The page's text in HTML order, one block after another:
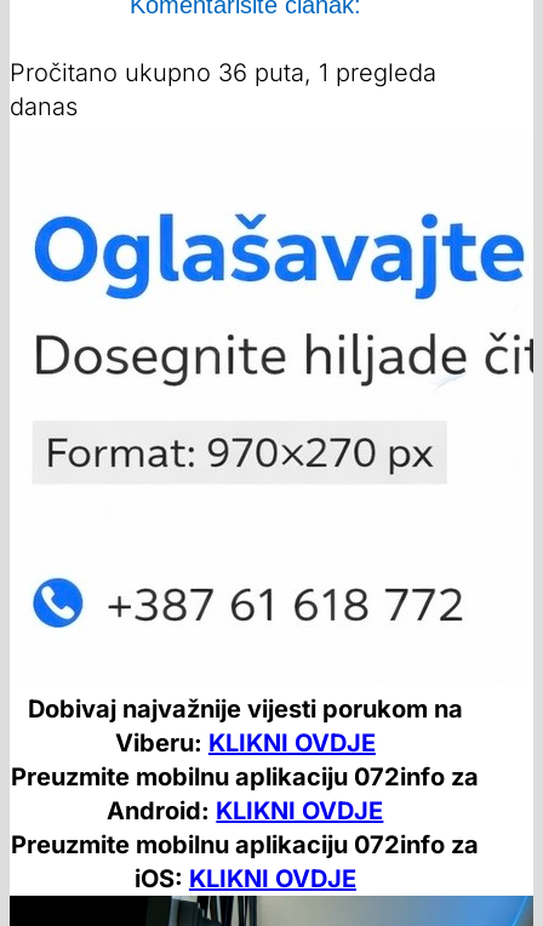
Pročitano ukupno 36 puta, 1 pregleda
danas
Dobivaj najvažnije vijesti porukom na
Viberu: KLIKNI OVDJE
Preuzmite mobilnu aplikaciju 072info za
Android: KLIKNI OVDJE
Preuzmite mobilnu aplikaciju 072info za
iOS: KLIKNI OVDJE